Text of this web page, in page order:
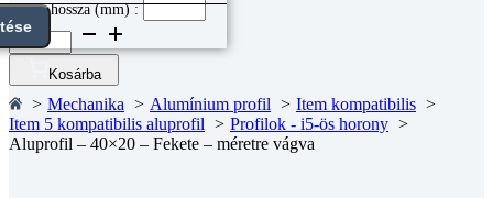
Darab hossza (mm) :
Aluprofil
-
40x20
-
Fekete
-
méretre
Kosárba
Mechanika Alumínium profil
Item kompatibilis
Item 5 kompatibilis aluprofil
Profilok - i5-ös horony
Aluprofil – 40×20 – Fekete – méretre vágva